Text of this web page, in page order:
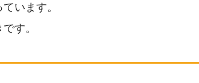
います。
す。